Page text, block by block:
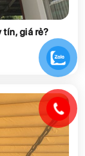
tín, giá rẻ?